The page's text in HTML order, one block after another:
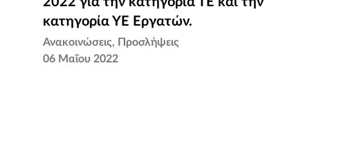
κατηγορία ΥΕ Εργατών.
κατηγορία ΥΕ Εργατών.
Ανακοινώσεις
Προσλήψεις
06 Μαΐου 2022